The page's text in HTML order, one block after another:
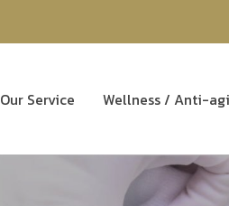
Our Service Wellness / Anti-